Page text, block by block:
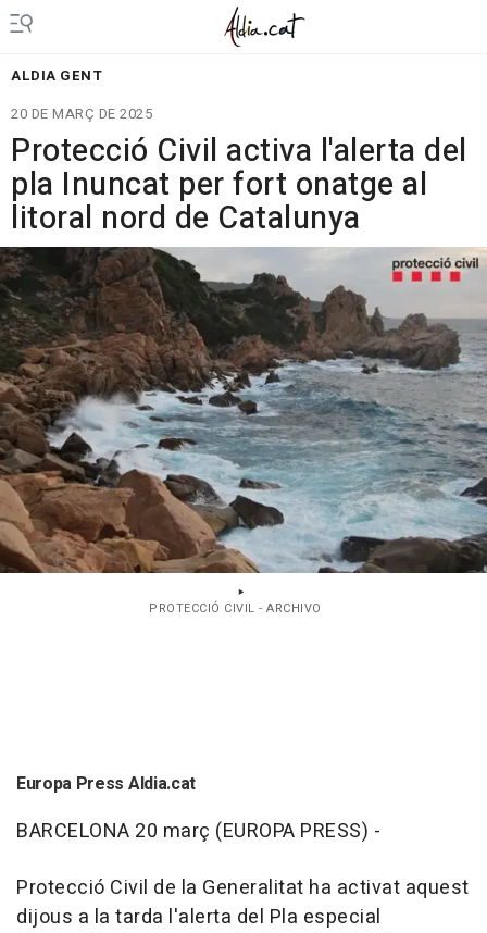
ALDIA GENT
20 DE MARÇ DE 2025
Protecció Civil activa l'alerta del
pla Inuncat per fort onatge al
litoral nord de Catalunya
PROTECCIÓ CIVIL - ARCHIVO
Europa Press Aldia.cat
BARCELONA 20 març (EUROPA PRESS) -
Protecció Civil de la Generalitat ha activat aquest
dijous a la tarda l'alerta del Pla especial